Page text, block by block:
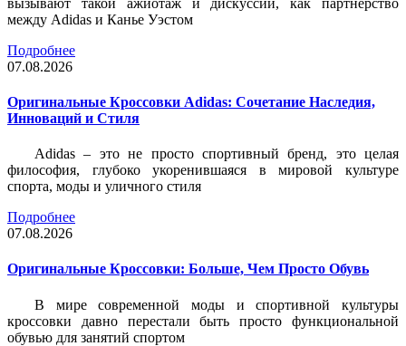
между Adidas и Канье Уэстом
Подробнее
07.08.2026
Оригинальные Кроссовки Adidas: Сочетание Наследия,
Инноваций и Стиля
Adidas – это не просто спортивный бренд, это целая
философия, глубоко укоренившаяся в мировой культуре
спорта, моды и уличного стиля
Подробнее
07.08.2026
Оригинальные Кроссовки: Больше, Чем Просто Обувь
В мире современной моды и спортивной культуры
кроссовки давно перестали быть просто функциональной
обувью для занятий спортом